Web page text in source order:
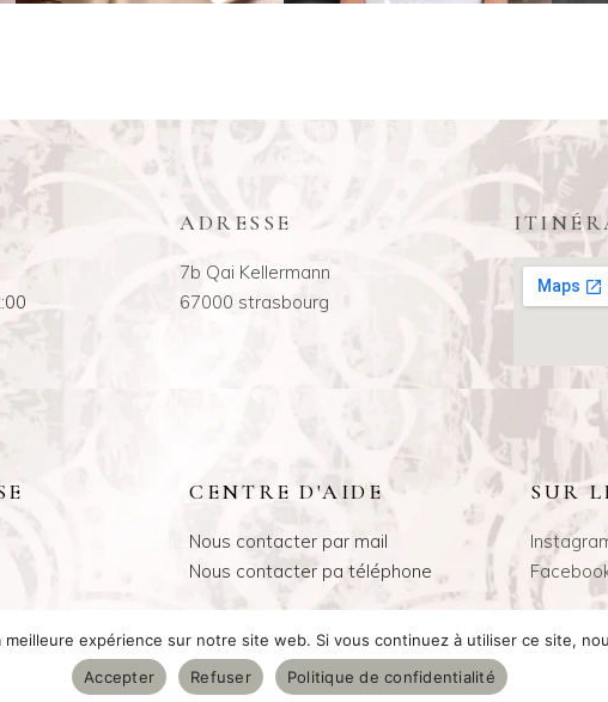
ADRESSE
7b Qai Kellermann
67000 strasbourg
CENTRE D'AIDE
Nous contacter par mail
Nous contacter pa téléphone
SUR
Mentions légales Politiques de confidentialité
expérience sur notre site web. Si vous continuez à utiliser ce site,
Accepter
Refuser Politique de confidentialité